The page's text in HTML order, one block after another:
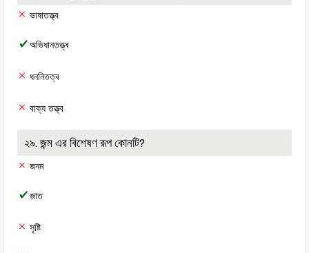
ভাষাতত্ত্ব
অভিধানতত্ত্ব
ধননিতত্ব
বাক্য তত্ত্ব
২৯. জন্ম এর বিশেষণ রূপ কোনটি?
জনম
জাত
সৃষ্টি